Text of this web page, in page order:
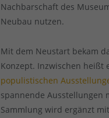
Nachbarschaft des
Neubau nutzen.
Mit dem Neustart bekam
Konzept. Inzwischen heißt
populistischen
spannende Ausstellungen
Sammlung wird ergänzt